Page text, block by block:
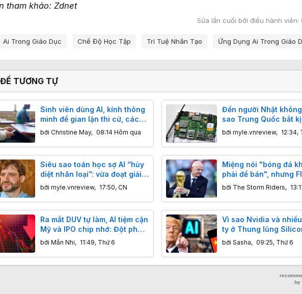
tham khảo: Zdnet
Sửa lần cuối bởi điều hành viên:
Từ khóa
Ai Trong Giáo Dục Chế Độ Học Tập Trí Tuệ Nhân Tạo Ứng Dụng Ai Trong Giáo
TƯƠNG TỰ
Sinh viên dùng AI, kính thông
minh để gian lận thi cử, các
trường đại học nên làm gì?
bởi Christine May, 08:14 Hôm qua
Đến người Nhật
sao Trung Quốc bắt
những công nghệ cốt
họ nhanh như vậy?
bởi myle.vnreview, 12:34,
Siêu sao toán học sợ AI “hủy
diệt nhân loại”: vừa đoạt giải
Fields đã đầu quân cho
OpenAI
bởi myle.vnreview, 17:50, CN
Miệng nói "bóng đá
phải để bán", nhưng
quyết tâm bán cổ
thương mại World Cup
bởi The Storm Riders,
Ra mắt DUV tự làm, AI tiệm cận
Mỹ và IPO chip nhớ: Đột phá
dồn dập nhưng vì sao cổ
phiếu công nghệ Trung Quốc
vẫn đỏ sàn?
bởi Mẫn Nhi, 11:49, Thứ 6
Vì sao Nvidia và
ty ở Thung lũng
đối cấm AI của Trung
bởi Sasha, 09:25, Thứ 6